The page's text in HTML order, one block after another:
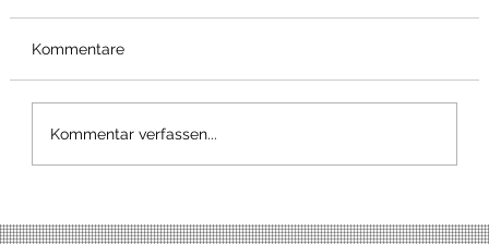
Kommentare
Kommentar verfassen...